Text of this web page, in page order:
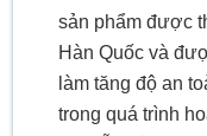
sản phẩm được
Hàn Quốc và
làm tăng độ an
trong quá trình